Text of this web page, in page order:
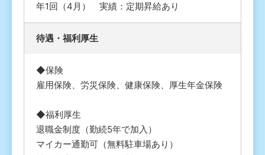
年1回（4月） 実績：定期昇給あり
待遇・福利厚⽣
◆保険
雇用保険、労災保険、健康保険、厚生年金保険
◆福利厚生
退職金制度（勤続5年で加入）
マイカー通勤可（無料駐車場あり）